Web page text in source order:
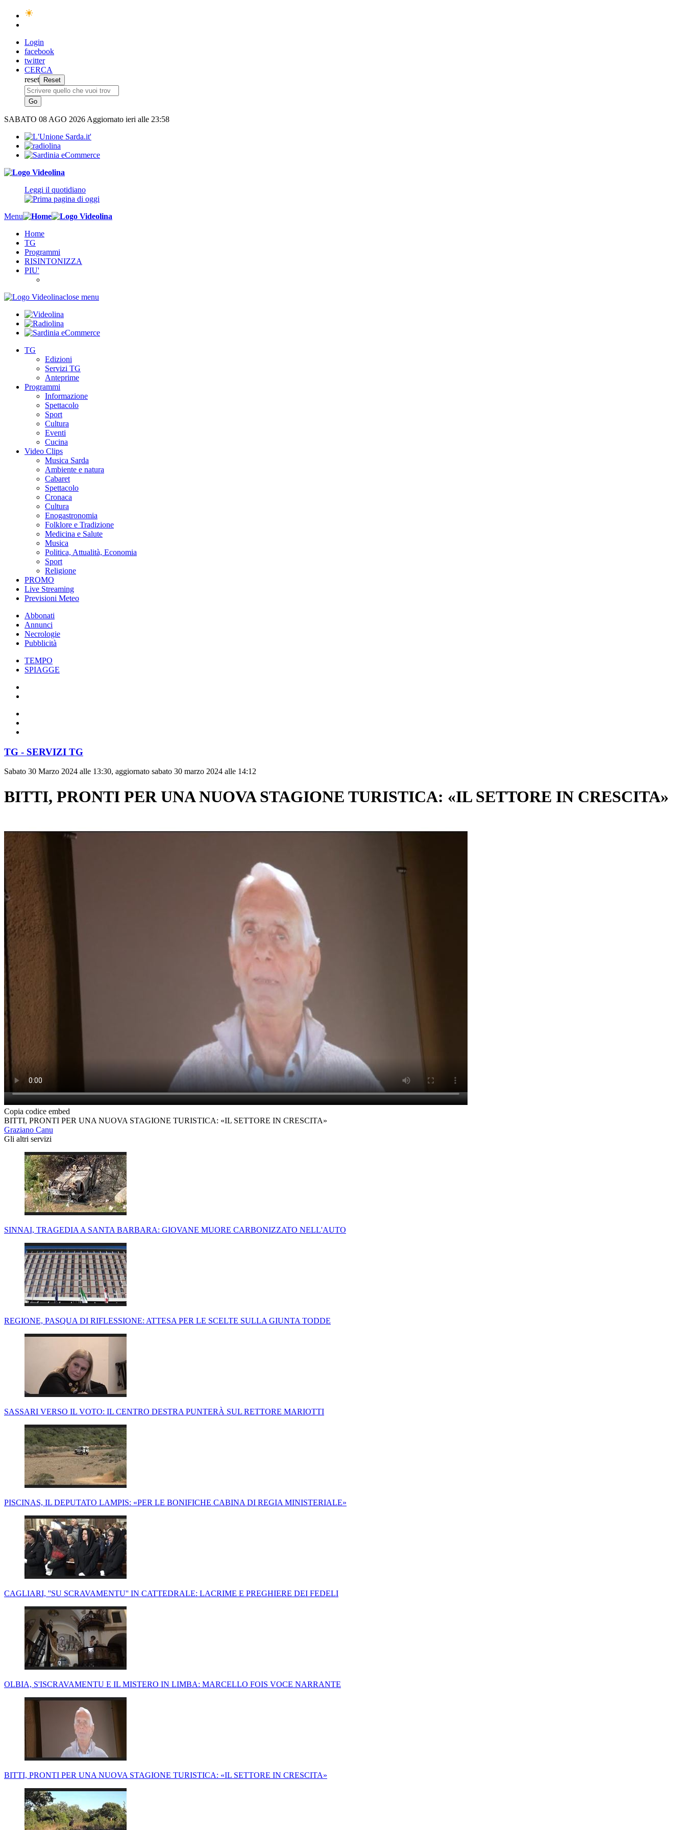
Login
facebook
twitter
CERCA
reset
SABATO 08 AGO 2026 Aggiornato ieri alle 23:58
Leggi il quotidiano
Menu
Home
TG
Programmi
RISINTONIZZA
PIU'
close menu
TG
Edizioni
Servizi TG
Anteprime
Programmi
Informazione
Spettacolo
Sport
Cultura
Eventi
Cucina
Video Clips
Musica Sarda
Ambiente e natura
Cabaret
Spettacolo
Cronaca
Cultura
Enogastronomia
Folklore e Tradizione
Medicina e Salute
Musica
Politica, Attualità, Economia
Sport
Religione
PROMO
Live Streaming
Previsioni Meteo
Abbonati
Annunci
Necrologie
Pubblicità
TEMPO
SPIAGGE
TG - SERVIZI TG
Sabato 30 Marzo 2024 alle 13:30, aggiornato sabato 30 marzo 2024 alle 14:12
BITTI, PRONTI PER UNA NUOVA STAGIONE TURISTICA: «IL SETTORE IN CRESCITA»
Copia codice embed
BITTI, PRONTI PER UNA NUOVA STAGIONE TURISTICA: «IL SETTORE IN CRESCITA»
Graziano Canu
Gli altri servizi
SINNAI, TRAGEDIA A SANTA BARBARA: GIOVANE MUORE CARBONIZZATO NELL'AUTO
REGIONE, PASQUA DI RIFLESSIONE: ATTESA PER LE SCELTE SULLA GIUNTA TODDE
SASSARI VERSO IL VOTO: IL CENTRO DESTRA PUNTERÀ SUL RETTORE MARIOTTI
PISCINAS, IL DEPUTATO LAMPIS: «PER LE BONIFICHE CABINA DI REGIA MINISTERIALE»
CAGLIARI, ''SU SCRAVAMENTU'' IN CATTEDRALE: LACRIME E PREGHIERE DEI FEDELI
OLBIA, S'ISCRAVAMENTU E IL MISTERO IN LIMBA: MARCELLO FOIS VOCE NARRANTE
BITTI, PRONTI PER UNA NUOVA STAGIONE TURISTICA: «IL SETTORE IN CRESCITA»